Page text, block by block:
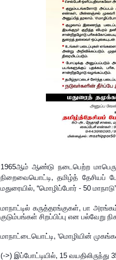
1965ஆம் ஆண்டு நடைபெற்ற
நிறைவையொட்டி, தமிழ்த் தேசியப்
மதுரையில், “மொழிப்போர் - 50
மாநாட்டில் கருத்தரங்குகள், பா
குடும்பங்கள் சிறப்பிப்பு என பல்வேறு
மாநாட்டையொட்டி, ‘மொழியின்
(->) இப்போட்டியில், 15 வயதிலிருந்து